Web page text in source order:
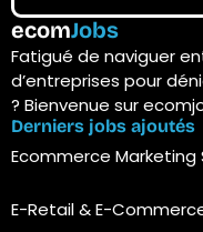
ecomJobs
Fatigué de naviguer
d’entreprises pour
? Bienvenue sur
Derniers jobs ajoutés
Ecommerce Marketing
E-Retail & E-